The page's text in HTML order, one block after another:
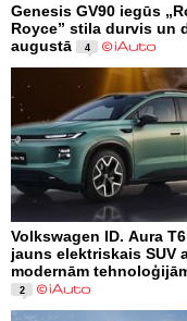
Genesis GV90 iegūs
Royce” stila durvis un
augustā
4
Volkswagen ID. Aura
jauns elektriskais SUV
modernām
2